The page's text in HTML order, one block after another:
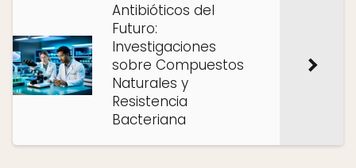
Antibióticos del
Futuro:
Investigaciones
sobre Compuestos
Naturales y
Resistencia
Bacteriana